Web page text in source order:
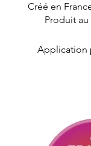
Créé en
Produit
Application